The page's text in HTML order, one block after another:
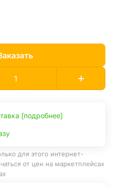
[подробнее]
для этого интернет-
от цен на маркетплейсах